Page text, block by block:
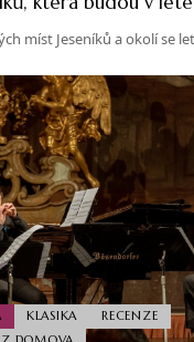
míst Jeseníků a okolí se
KLASIKA
RECENZE